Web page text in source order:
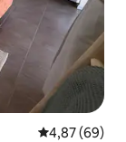
4,87 (69)